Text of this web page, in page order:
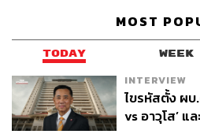
MOST
TODAY WEEK
INTERVIEW
ไขรหัสตั้ง ผบ
vs อาวุโส’ แ